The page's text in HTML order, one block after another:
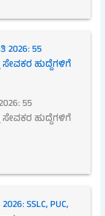
55
ಸೇವಕರ ಹುದ್ದೆಗಳಿಗೆ